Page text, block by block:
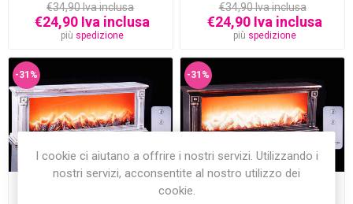
€34,90 Iva inclusa
€24,90 Iva inclusa
più spedizione
€34,90 Iva inclusa
€24,90 Iva inclusa
più spedizione
-31% -31%
I cookie ci aiutano a offrire i nostri servizi. Utilizzando i
nostri servizi, acconsentite al nostro utilizzo dei
cookie.